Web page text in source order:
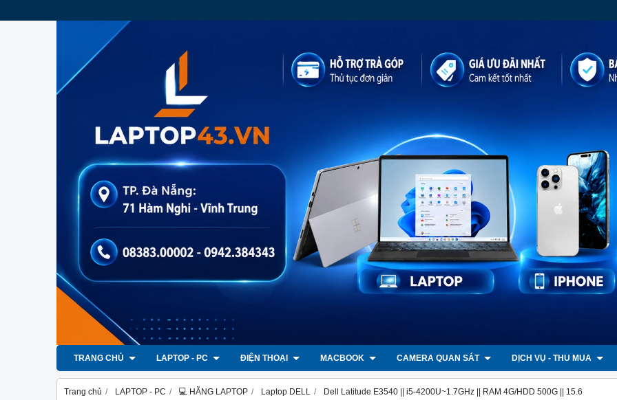
TRANG CHỦ LAPTOP - PC ĐIỆN THOẠI MACBOOK CAMERA QUAN SÁT DỊCH VỤ - THU MUA
Trang chủ LAPTOP - PC 💻 HÃNG LAPTOP Laptop DELL Dell Latitude E3540 || i5-4200U~1.7GHz || RAM 4G/HDD 500G || 15.6